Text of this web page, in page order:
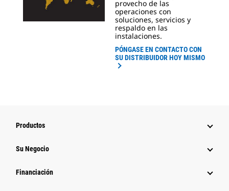
provecho de las
operaciones con
soluciones, servicios y
respaldo en las
instalaciones.
PÓNGASE EN CONTACTO CON
SU DISTRIBUIDOR HOY MISMO
Productos
Su Negocio
Financiación